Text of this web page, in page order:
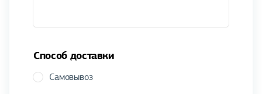
Способ доставки
Самовывоз